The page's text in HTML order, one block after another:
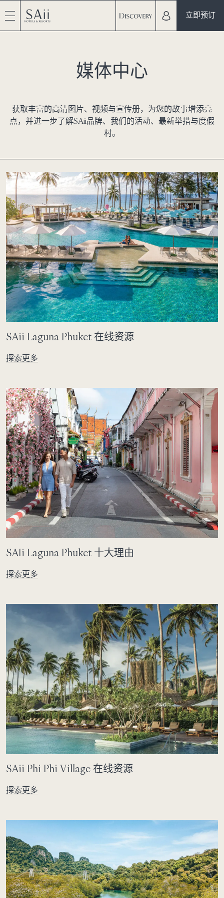
立即预订
媒体中心
获取丰富的高清图片、视频与宣传册，为您的故事增添亮
点，并进一步了解SAii品牌、我们的活动、最新举措与度假
村。
SAii Laguna Phuket 在线资源
探索更多
SAIi Laguna Phuket 十大理由
探索更多
SAii Phi Phi Village 在线资源
探索更多